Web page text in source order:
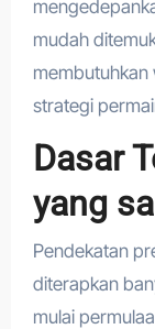
mudah
membutuhkan
strategi
Dasar
yang
Pendekatan
diterapkan
mulai